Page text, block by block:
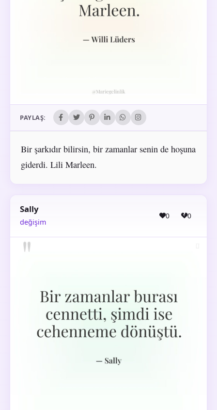
PAYLAŞ:
Bir şarkıdır bilirsin, bir zamanlar senin de hoşuna
giderdi. Lili Marleen.
Sally
değişim
0 0